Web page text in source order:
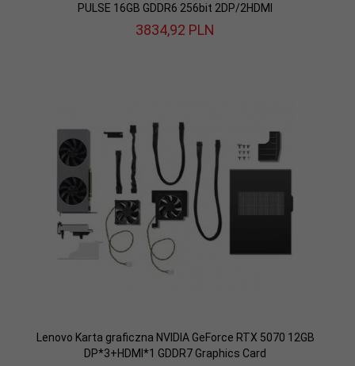
PULSE 16GB GDDR6 256bit 2DP/2HDMI
3834,92 PLN
Lenovo Karta graficzna NVIDIA GeForce RTX 5070 12GB
DP*3+HDMI*1 GDDR7 Graphics Card